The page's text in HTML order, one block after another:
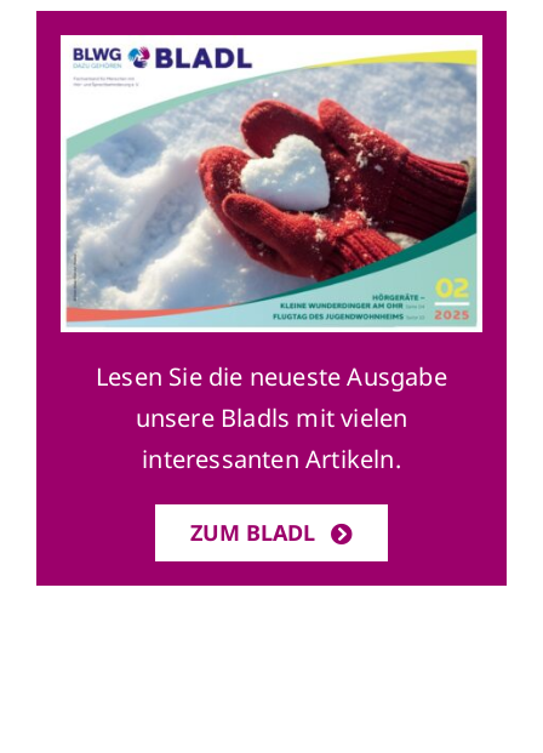
Lesen Sie die neueste Ausgabe
unsere Bladls mit vielen
interessanten Artikeln.
ZUM BLADL